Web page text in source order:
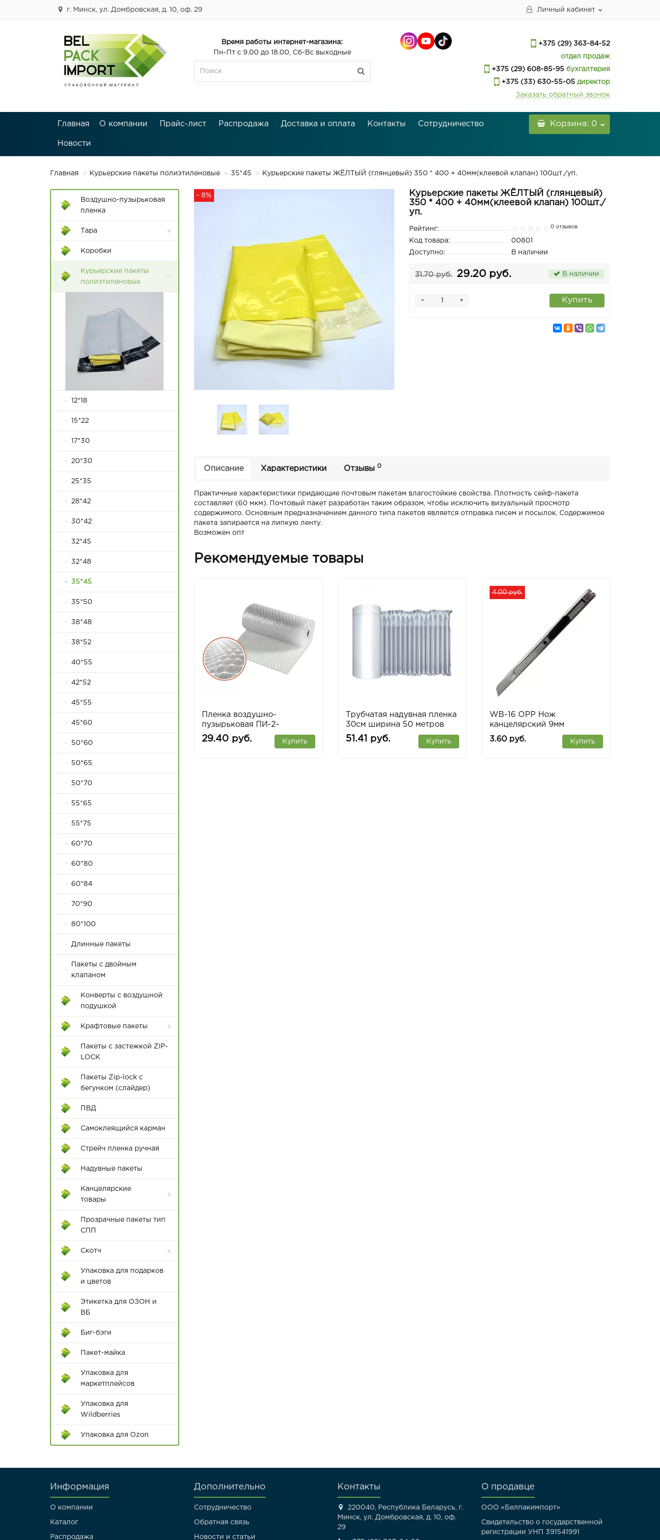
г. Минск, ул. Домбровская, д. 10, оф. 29 Личный кабинет
Время работы интернет-магазина:
Пн-Пт с 9.00 до 18.00, Сб-Вс выходные
+375 (29) 363-84-52
отдел продаж
+375 (29) 608-85-95 бухгалтерия
+375 (33) 630-55-05 директор
Заказать обратный звонок
Главная О компании Прайс-лист Распродажа Доставка и оплата Контакты Сотрудничество
Новости
Корзина: 0
Главная Курьерские пакеты полиэтиленовые 35*45 Курьерские пакеты ЖЁЛТЫЙ (глянцевый) 350 * 400 + 40мм(клеевой клапан) 100шт./уп.
Воздушно-пузырьковая
пленка
Тара
Контейнеры Rox Box
Пластиковые ящики
Коробки
Курьерские пакеты
полиэтиленовые
12*18
15*22
17*30
20*30
25*35
28*42
30*42
32*45
32*48
35*45
35*50
38*48
38*52
40*55
42*52
45*55
45*60
50*60
50*65
50*70
55*65
55*75
60*70
60*80
60*84
70*90
80*100
Длинные пакеты
Пакеты с двойным
клапаном
Конверты с воздушной
подушкой
Крафтовые пакеты
Пакеты с крученой ручкой
Пакеты с плоской с ручкой
Пакеты с застежкой ZIP-
LOCK
Пакеты Zip-lock с
бегунком (слайдер)
ПВД
Самоклеящийся карман
Стрейч пленка ручная
Надувные пакеты
Канцелярские
товары
Бумажная продукция
канцелярские
Пишущие
Прозрачные пакеты тип
СПП
Скотч
Диспенсеры для клейкой
Цветной скотч
Упаковка для подарков
и цветов
Этикетка для ОЗОН и
ВБ
Биг-бэги
Пакет-майка
Упаковка для
маркетплейсов
Упаковка для
Wildberries
Упаковка для Ozon
- 8%
Курьерские пакеты ЖЁЛТЫЙ (глянцевый)
350 * 400 + 40мм(клеевой клапан) 100шт./
уп.
Рейтинг: 0 отзывов
Код товара:
00801
Доступно:
В наличии
31.70 руб. 29.20 руб. В наличии
+
- Купить
Описание Характеристики Отзывы 0
Практичные характеристики придающие почтовым пакетам влагостойкие свойства. Плотность сейф-пакета
составляет (60 мкм). Почтовый пакет разработан таким образом, чтобы исключить визуальный просмотр
содержимого. Основным предназначением данного типа пакетов является отправка писем и посылок. Содержимое
пакета запирается на липкую ленту.
Возможен опт
Рекомендуемые товары
Пленка воздушно-
пузырьковая ПИ-2-
45/400мм (100 п.м. )
29.40 руб. Купить
Трубчатая надувная пленка
30см ширина 50 метров
51.41 руб. Купить
4.00 руб.
WB-16 OPP Нож
канцелярский 9мм
3.60 руб.
Купить
Информация
О компании
Каталог
Распродажа
Дополнительно
Сотрудничество
Обратная связь
Новости и статьи
Контакты
220040, Республика Беларусь, г.
Минск, ул. Домбровская, д. 10, оф.
29
О продавце
ООО «Белпакимпорт»
Свидетельство о государственной
регистрации УНП 391541991